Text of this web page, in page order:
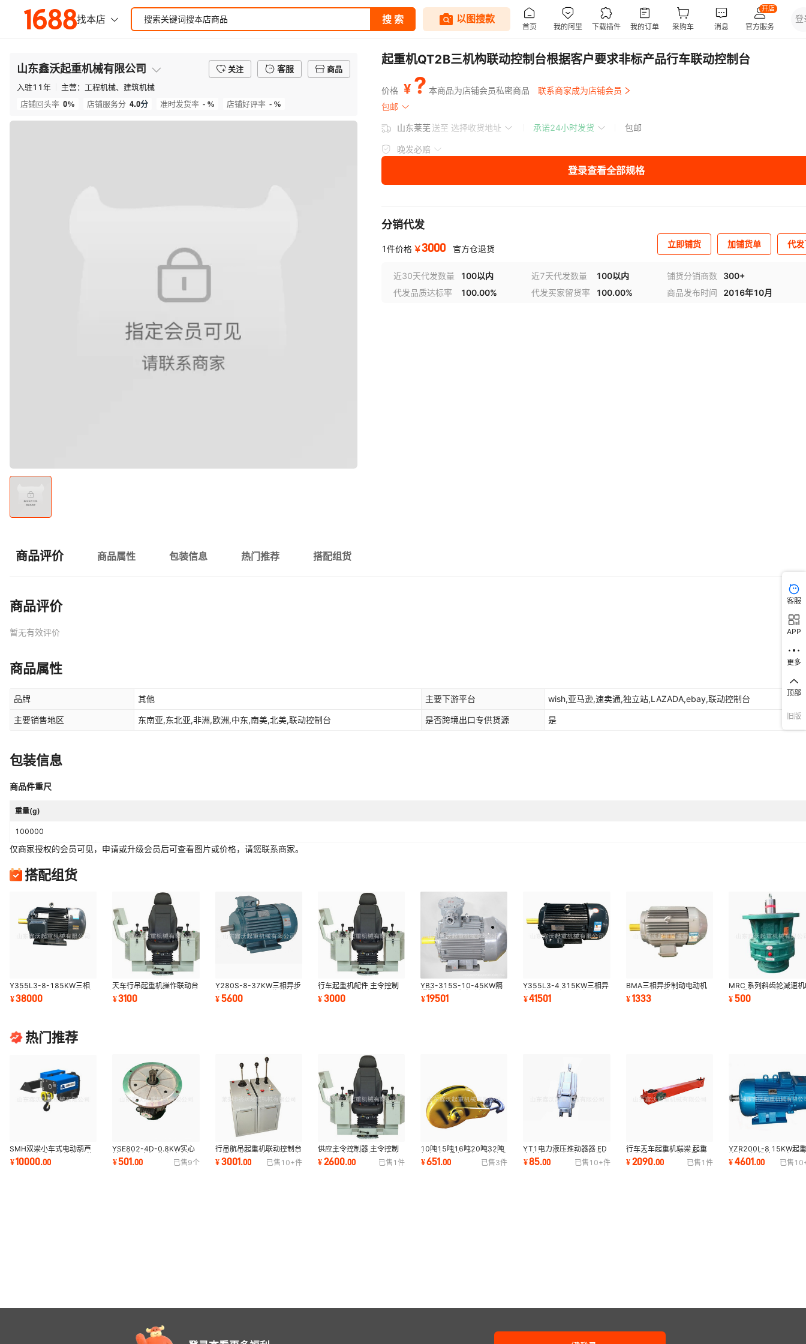
山东鑫沃起重机械有限公司 关注 客服
商品
入驻11年 主营： 工程机械、建筑机械
店铺回头率 0% 店铺服务分 4.0分 准时发货率 - % 店铺好评率 - %
起重机QT2B三机构联动控制台根据客户要求非标产品行车联动控制台
价格 ¥ ? 本商品为店铺会员私密商品
联系商家成为店铺会员
包邮
山东莱芜送至 选择收货地址 承诺24小时发货 包邮
晚发必赔
登录查看全部规格
分销代发
1件价格 ￥3000 官方仓退货 立即铺货 加铺货单 代
近30天代发数量 100以内 近7天代发数量 100以内 铺货分销商数
300+
代发品质达标率
100.00% 代发买家留货率 100.00% 商品发布时间 2016年10月
商品评价 商品属性 包装信息 热门推荐 搭配组货
商品评价
暂无有效评价
商品属性
品牌 其他 主要下游平台 wish,亚马逊,速卖通,独立站,LAZADA,ebay,联动控制台
主要销售地区 东南亚,东北亚,非洲,欧洲,中东,南美,北美,联动控制台 是否跨境出口专供货源 是
包装信息
商品件重尺
重量(g)
100000
仅商家授权的会员可见，申请或升级会员后可查看图片或价格，请您联系商家。
搭配组货
Y355L3-8-185KW三相
异步电动机三相异步电动机
YE3-H普通船用电机
¥38000
天车行吊起重机操作联动台
起重电器联动台QTC2联动
控制台 联动台
¥3100
Y280S-8-37KW三相异步
电动机YS/YX 1.0绕线式中
型异步电机厂家
¥5600
行车起重机配件 主令控制
台 QT5系列联动控制台 小
型起重机联动台
¥3000
YB3-315S-10-45KW隔
爆型三相异步电动机 YB3
防爆电机YFB4防爆电机
¥19501
Y355L3-4 315KW三相异
步电动机三相异步电动机
SF3系列伺服电动机
¥41501
BMA三相异步制动电动机
BMD三相异步制动电动机
BM三相异步制动电机
¥1333
MRC 系列斜齿轮减速
大中型硬齿面减速机HB
中型硬齿面减速机
¥500
热门推荐
SMH双梁小车式电动葫芦
SMH固定式电动葫芦 江苏
三马起重电动葫芦
¥10000.00
YSE802-4D-0.8KW实心
转子制动电机 软启动电机
青州市大力电机厂家
¥501.00 已售9个
行吊航吊起重机联动控制台
双梁起重机联动台行车天车
联动控制台厂
¥3001.00 已售 10+件
供应主令控制器 主令控制
器价格 主令控制器厂家 主
令控制器参数
¥2600.00 已售 1 件
10吨15吨16吨20吨32吨
行车单双梁起重机吊钩总成
电动葫芦吊钩总成
¥651.00 已售3件
YT1电力液压推动器器 ED
电力液压推动器行车起重机
电力液压制动器
¥85.00 已售 10+件
行车天车起重机端梁 起重
机龙门吊运行机构地梁 单
梁行车端梁全套
¥2090.00 已售 1 件
YZR200L-8 15KW起
冶金用绕线转子三相异
动机 YZR起重电机
¥4601.00 已售
客服
APP
更多
顶部
旧版